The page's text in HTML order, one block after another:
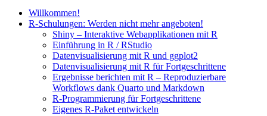
Willkommen!
R-Schulungen: Werden nicht mehr angeboten!
Shiny – Interaktive Webapplikationen mit R
Einführung in R / RStudio
Datenvisualisierung mit R und ggplot2
Datenvisualisierung mit R für Fortgeschrittene
Ergebnisse berichten mit R – Reproduzierbare
Workflows dank Quarto und Markdown
R-Programmierung für Fortgeschrittene
Eigenes R-Paket entwickeln